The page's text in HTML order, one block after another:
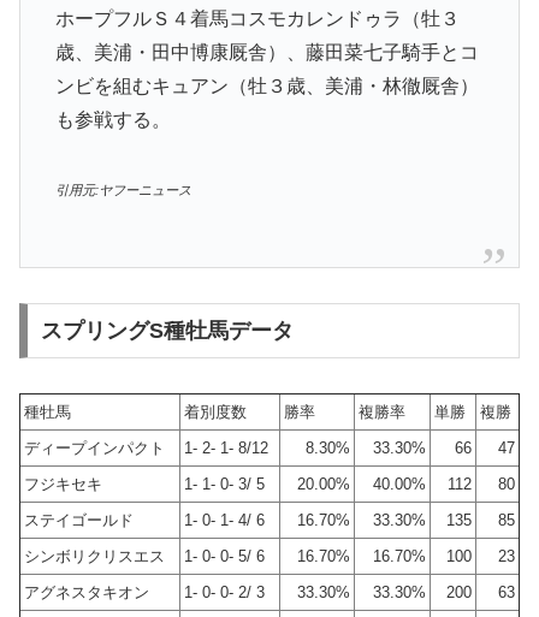
ホープフルＳ４着馬コスモカレンドゥラ（牡３
歳、美浦・田中博康厩舎）、藤田菜七子騎手とコ
ンビを組むキュアン（牡３歳、美浦・林徹厩舎）
も参戦する。
引用元:ヤフーニュース
スプリングS種牡馬データ
種牡馬 着別度数 勝率 複勝率 単勝
複勝
ディープインパクト
1- 2- 1- 8/12 8.30% 33.30% 66
47
フジキセキ
1- 1- 0- 3/ 5 20.00% 40.00% 112
80
ステイゴールド
1- 0- 1- 4/ 6 16.70% 33.30% 135
85
シンボリクリスエス
1- 0- 0- 5/ 6 16.70% 16.70% 100
23
アグネスタキオン
1- 0- 0- 2/ 3 33.30% 33.30% 200
63